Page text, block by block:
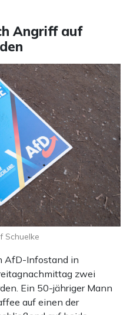
Angriff auf
AfD-Infostand in
zwei
Ein 50-jähriger Mann
auf einen der
Schuelke